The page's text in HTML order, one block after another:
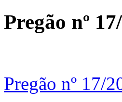
Pregão nº
Pregão nº 17/